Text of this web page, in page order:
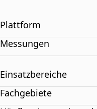
Plattform
Messungen
Einsatzbereiche
Fachgebiete